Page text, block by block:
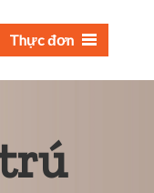
Thực đơn